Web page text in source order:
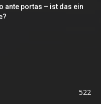
ante portas – ist das ein
522